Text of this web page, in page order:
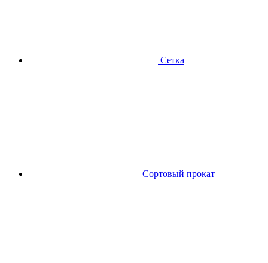
Сетка
Сортовый прокат